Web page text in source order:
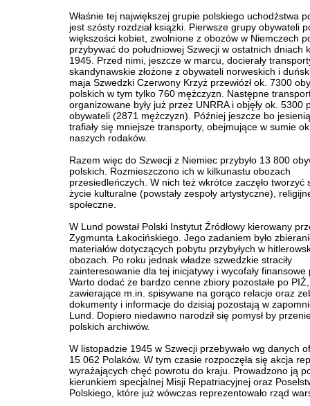
Właśnie tej największej grupie polskiego uchodźstwa
jest szósty rozdział książki. Pierwsze grupy obywateli
większości kobiet, zwolnione z obozów w Niemczech
przybywać do południowej Szwecji w ostatnich dniach
1945. Przed nimi, jeszcze w marcu, docierały
skandynawskie złożone z obywateli norweskich i
maja Szwedzki Czerwony Krzyż przewiózł ok. 7300
polskich w tym tylko 760 mężczyzn. Następne
organizowane były już przez UNRRA i objęły ok. 5300
obywateli (2871 mężczyzn). Później jeszcze bo
trafiały się mniejsze transporty, obejmujące w sumie
naszych rodaków.
Razem więc do Szwecji z Niemiec przybyło 13 800
polskich. Rozmieszczono ich w kilkunastu obozach
przesiedleńczych. W nich też wkrótce zaczęło tworzyć
życie kulturalne (powstały zespoły artystyczne),
społeczne.
W Lund powstał Polski Instytut Źródłowy kierowany
Zygmunta Łakocińskiego. Jego zadaniem było
materiałów dotyczących pobytu przybyłych w
obozach. Po roku jednak władze szwedzkie straciły
zainteresowanie dla tej inicjatywy i wycofały finansowe
Warto dodać że bardzo cenne zbiory pozostałe po PIŹ,
zawierające m.in. spisywane na gorąco relacje oraz
dokumenty i informacje do dzisiaj pozostają w
Lund. Dopiero niedawno narodził się pomysł by
polskich archiwów.
W listopadzie 1945 w Szwecji przebywało wg danych
15 062 Polaków. W tym czasie rozpoczęła się akcja
wyrażających chęć powrotu do kraju. Prowadzono ją
kierunkiem specjalnej Misji Repatriacyjnej oraz
Polskiego, które już wówczas reprezentowało rząd